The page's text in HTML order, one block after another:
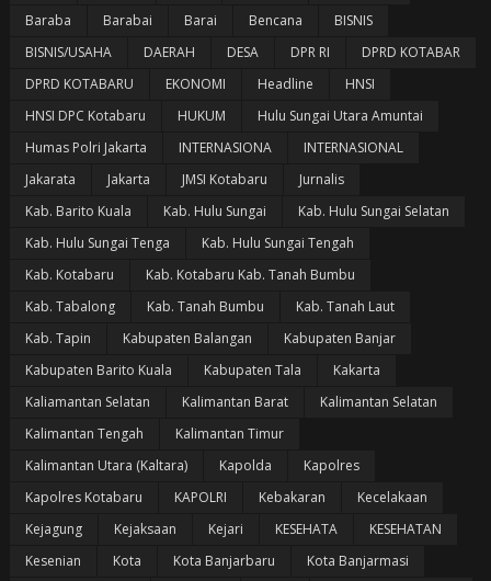
Baraba
Barabai Barai Bencana
BISNIS
BISNIS/USAHA
DAERAH DESA DPR RI
DPRD KOTABAR
DPRD KOTABARU
EKONOMI Headline
HNSI
HNSI DPC Kotabaru
HUKUM
Hulu Sungai Utara Amuntai
Humas Polri Jakarta
INTERNASIONA
INTERNASIONAL
Jakarata
Jakarta JMSI Kotabaru
Jurnalis
Kab. Barito Kuala
Kab. Hulu Sungai
Kab. Hulu Sungai Selatan
Kab. Hulu Sungai Tenga
Kab. Hulu Sungai Tengah
Kab. Kotabaru
Kab. Kotabaru Kab. Tanah Bumbu
Kab. Tabalong
Kab. Tanah Bumbu
Kab. Tanah Laut
Kab. Tapin
Kabupaten Balangan
Kabupaten Banjar
Kabupaten Barito Kuala
Kabupaten Tala
Kakarta
Kaliamantan Selatan
Kalimantan Barat
Kalimantan Selatan
Kalimantan Tengah
Kalimantan Timur
Kalimantan Utara (Kaltara)
Kapolda
Kapolres
Kapolres Kotabaru
KAPOLRI Kebakaran
Kecelakaan
Kejagung
Kejaksaan Kejari KESEHATA
KESEHATAN
Kesenian
Kota Kota Banjarbaru
Kota Banjarmasi